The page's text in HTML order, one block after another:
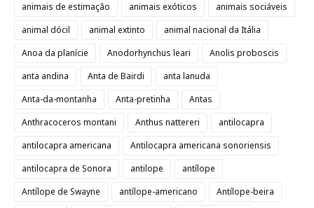
animais de estimação
animais exóticos
animais sociáveis
animal dócil
animal extinto
animal nacional da Itália
Anoa da planície
Anodorhynchus leari
Anolis proboscis
anta andina
Anta de Bairdi
anta lanuda
Anta-da-montanha
Anta-pretinha
Antas
Anthracoceros montani
Anthus nattereri
antilocapra
antilocapra americana
Antilocapra americana sonoriensis
antilocapra de Sonora
antilope
antílope
Antílope de Swayne
antílope-americano
Antílope-beira